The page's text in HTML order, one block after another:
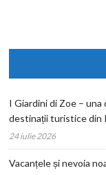
I Giardini di Zoe –
destinații turistice din
24 iulie 2026
Vacanțele și nevoia